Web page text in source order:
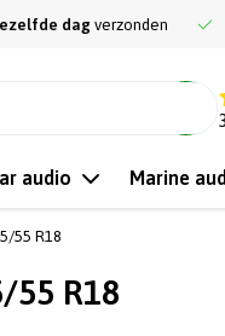
dag verzonden
audio Marine
55 R18
55 R18